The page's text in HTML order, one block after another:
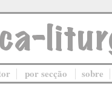
por secção sobre